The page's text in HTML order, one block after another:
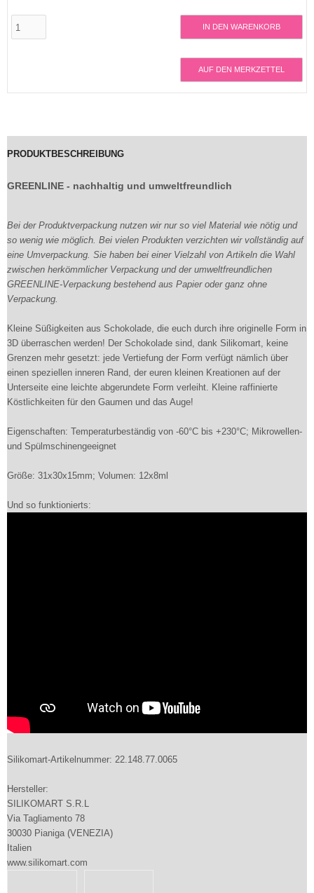
IN DEN WARENKORB
AUF DEN MERKZETTEL
PRODUKTBESCHREIBUNG
GREENLINE - nachhaltig und umweltfreundlich
Bei der Produktverpackung nutzen wir nur so viel Material wie nötig und
so wenig wie möglich. Bei vielen Produkten verzichten wir vollständig auf
eine Umverpackung. Sie haben bei einer Vielzahl von Artikeln die Wahl
zwischen herkömmlicher Verpackung und der umweltfreundlichen
GREENLINE-Verpackung bestehend aus Papier oder ganz ohne
Verpackung.
Kleine Süßigkeiten aus Schokolade, die euch durch ihre originelle Form in
3D überraschen werden! Der Schokolade sind, dank Silikomart, keine
Grenzen mehr gesetzt: jede Vertiefung der Form verfügt nämlich über
einen speziellen inneren Rand, der euren kleinen Kreationen auf der
Unterseite eine leichte abgerundete Form verleiht. Kleine raffinierte
Köstlichkeiten für den Gaumen und das Auge!
Eigenschaften: Temperaturbeständig von -60°C bis +230°C; Mikrowellen-
und Spülmschinengeeignet
Größe: 31x30x15mm; Volumen: 12x8ml
Und so funktionierts:
Silikomart-Artikelnummer: 22.148.77.0065
Hersteller:
SILIKOMART S.R.L
Via Tagliamento 78
30030 Pianiga (VENEZIA)
Italien
www.silikomart.com